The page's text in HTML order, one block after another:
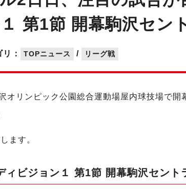
第1節 開幕駒沢セン
： TOPニュース / リーグ戦
オリンピック公園総合運動場屋内球技場で
ます。
ィビジョン１ 第1節 開幕駒沢セント